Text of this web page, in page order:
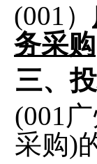
(001）
务采购
三、
(001
采购)